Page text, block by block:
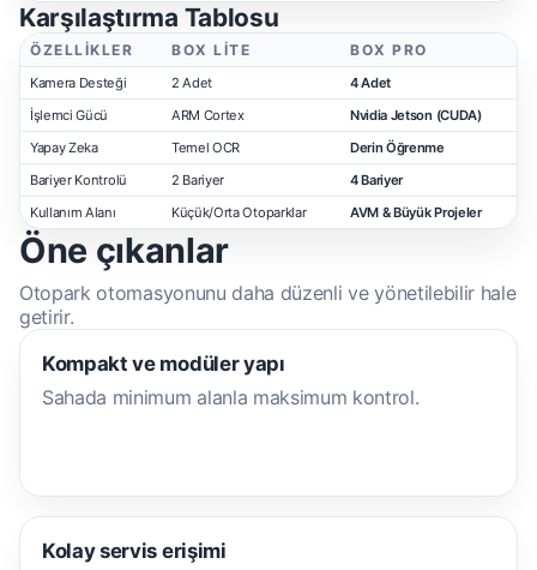
Karşılaştırma Tablosu
ÖZELLIKLER BOX LITE BOX PRO
Kamera Desteği 2 Adet
4 Adet
İşlemci Gücü
ARM Cortex
Nvidia Jetson (CUDA)
Yapay Zeka
Temel OCR
Derin Öğrenme
Bariyer Kontrolü
2 Bariyer
4 Bariyer
Kullanım Alanı
Küçük/Orta Otoparklar AVM & Büyük Projeler
Öne çıkanlar
Otopark otomasyonunu daha düzenli ve yönetilebilir hale
getirir.
Kompakt ve modüler yapı
Sahada minimum alanla maksimum kontrol.
Kolay servis erişimi